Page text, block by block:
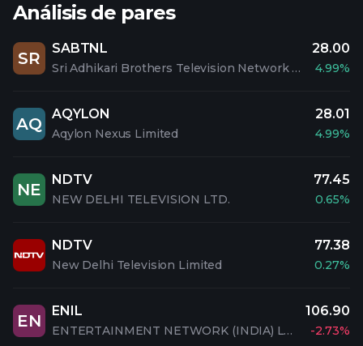
Análisis de pares
SR
SABTNL
Sri Adhikari Brothers Television Network Limited
28.00
4.99%
AQ
AQYLON
Aqylon Nexus Limited
28.01
4.99%
NE
NDTV
NEW DELHI TELEVISION LTD.
77.45
0.65%
NDTV
New Delhi Television Limited
77.38
0.27%
EN
ENIL
ENTERTAINMENT NETWORK (INDIA) LTD.
106.90
-2.73%